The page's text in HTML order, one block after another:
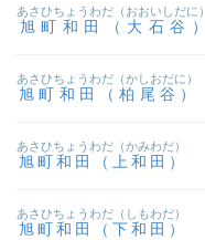
旭町和田（大石谷）
あさひちょうわだ（おおいしだに）
旭町和田（柏尾谷）
あさひちょうわだ（かしおだに）
旭町和田（上和田）
あさひちょうわだ（かみわだ）
旭町和田（下和田）
あさひちょうわだ（しもわだ）